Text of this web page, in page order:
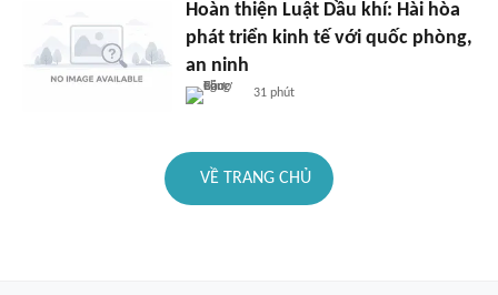
Hoàn thiện Luật Dầu khí: Hài hòa
phát triển kinh tế với quốc phòng,
an ninh
31 phút
VỀ TRANG CHỦ